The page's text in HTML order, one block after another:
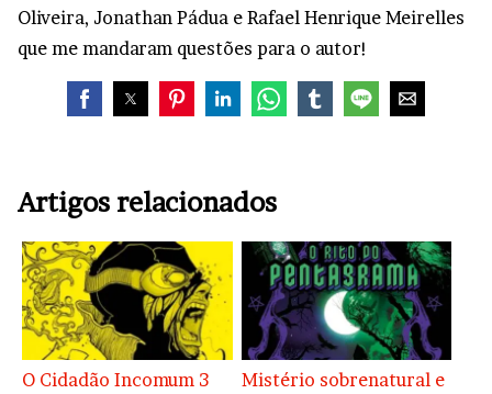
Oliveira, Jonathan Pádua e Rafael Henrique Meirelles
que me mandaram questões para o autor!
Artigos relacionados
O Cidadão Incomum 3
Mistério sobrenatural e